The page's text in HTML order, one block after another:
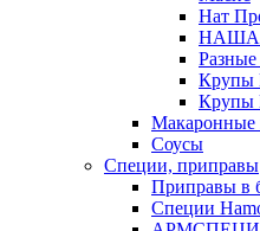
Нат
НАША
Крупы
Крупы
Макаронные
Соусы
Специи, приправы
Приправы в
Специи